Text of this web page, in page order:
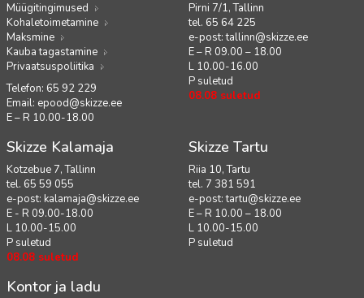
Müügitingimused
Kohaletoimetamine
Maksmine
Kauba tagastamine
Privaatsuspoliitika
Telefon: 65 92 229
Email: epood@skizze.ee
E – R 10.00-18.00
Pirni 7/1, Tallinn
tel. 65 64 225
e-post:tallinn@skizze.ee
E – R 09.00 – 18.00
L 10.00-16.00
P suletud
08.08 suletud
Skizze Kalamaja
Kotzebue 7, Tallinn
tel. 65 59 055
e-post: kalamaja@skizze.ee
E - R 09.00-18.00
L 10.00-15.00
P suletud
08.08 suletud
Skizze Tartu
Riia 10, Tartu
tel. 7 381 591
e-post:tartu@skizze.ee
E – R 10.00 – 18.00
L 10.00-15.00
P suletud
Kontor ja ladu